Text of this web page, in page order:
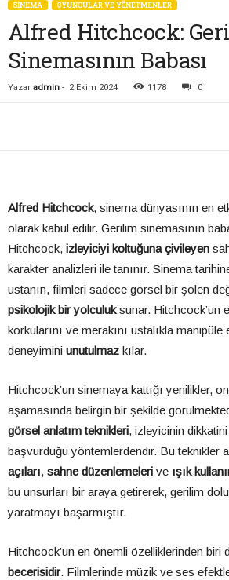
SİNEMA OYUNCULAR VE YÖNETMENLER
Alfred Hitchcock:
Sinemasının Babası
Yazar admin - 2 Ekim 2024 1178 0
Alfred Hitchcock, sinema dünyasının en
olarak kabul edilir. Gerilim sinemasının
Hitchcock, izleyiciyi koltuğuna çivileyen
karakter analizleri ile tanınır. Sinema
ustanın, filmleri sadece görsel bir şölen
psikolojik bir yolculuksunar. Hitchcock’un
korkularını ve merakını ustalıkla
deneyimini unutulmaz kılar.
Hitchcock’un sinemaya kattığı yenilikler,
aşamasında belirgin bir şekilde
görsel anlatım teknikleri, izleyicinin
başvurduğu yöntemlerdendir. Bu teknikler
açıları, sahne düzenlemeleri ve ışık
bu unsurları bir araya getirerek, gerilim
yaratmayı başarmıştır.
Hitchcock’un en önemli özelliklerinden biri
becerisidir. Filmlerinde müzik ve ses